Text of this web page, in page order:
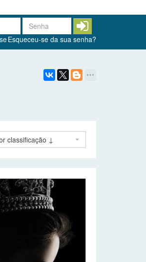
Esqueceu-se da sua senha?
classificação ↓